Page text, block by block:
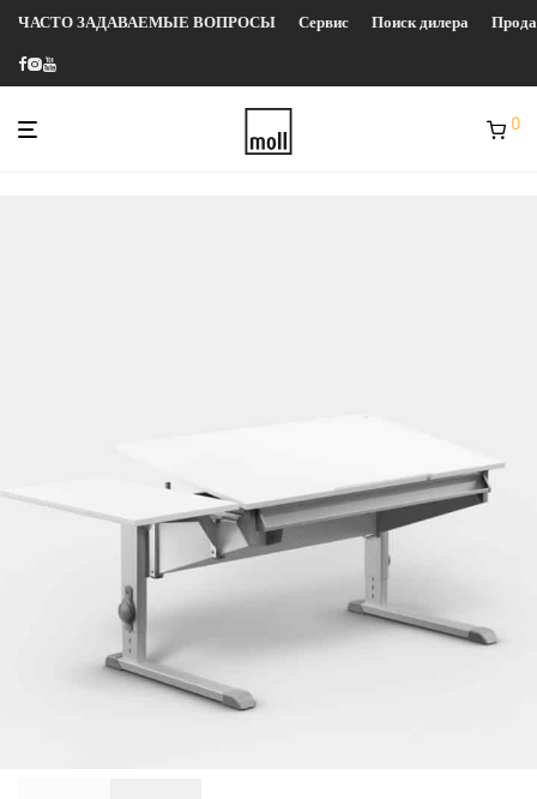
ЧАСТО ЗАДАВАЕМЫЕ ВОПРОСЫ Сервис Поиск дилера
0